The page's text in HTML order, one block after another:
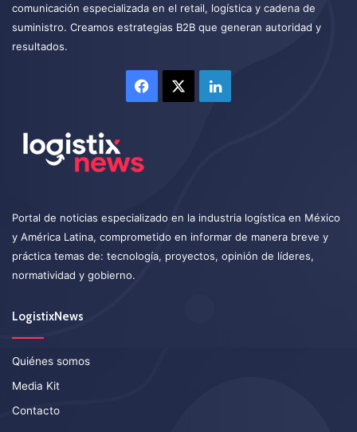
comunicación especializada en el retail, logística y cadena de
suministro. Creamos estrategias B2B que generan autoridad y
resultados.
Facebook LinkedIn
Portal de noticias especializado en la industria logística en México
y América Latina, comprometido en informar de manera breve y
práctica temas de: tecnología, proyectos, opinión de líderes,
normatividad y gobierno.
LogistixNews
Quiénes somos
Media Kit
Contacto